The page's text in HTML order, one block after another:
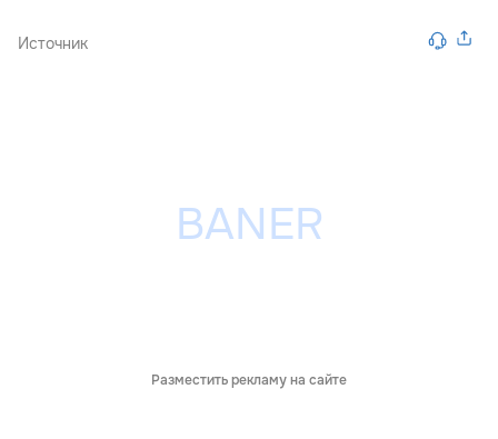
Источник
Разместить рекламу на сайте